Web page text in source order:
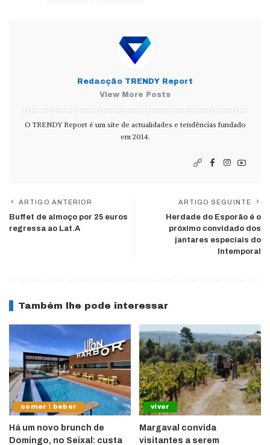
Redacção TRENDY Report
View More Posts
O TRENDY Report é um site de actualidades e tendências fundado
em 2014.
ARTIGO ANTERIOR
Buffet de almoço por 25 euros
regressa ao Lat.A
ARTIGO SEGUINTE
Herdade do Esporão é o
próximo convidado dos
jantares especiais do
Intemporal
Também lhe pode interessar
comer \ beber
Há um novo brunch de
Domingo, no Seixal: custa
viver
Margaval convida
visitantes a serem